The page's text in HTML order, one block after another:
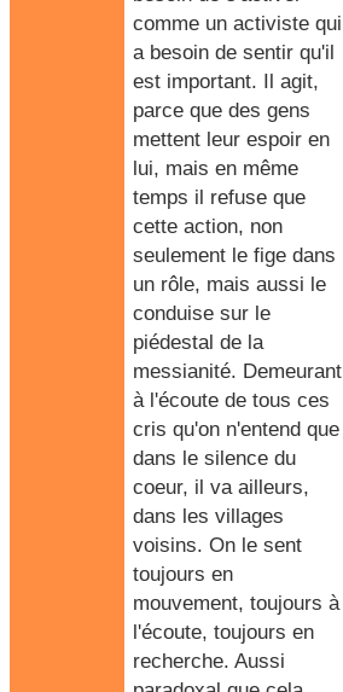
comme un activiste qui
a besoin de sentir qu'il
est important. Il agit,
parce que des gens
mettent leur espoir en
lui, mais en même
temps il refuse que
cette action, non
seulement le fige dans
un rôle, mais aussi le
conduise sur le
piédestal de la
messianité. Demeurant
à l'écoute de tous ces
cris qu'on n'entend que
dans le silence du
coeur, il va ailleurs,
dans les villages
voisins. On le sent
toujours en
mouvement, toujours à
l'écoute, toujours en
recherche. Aussi